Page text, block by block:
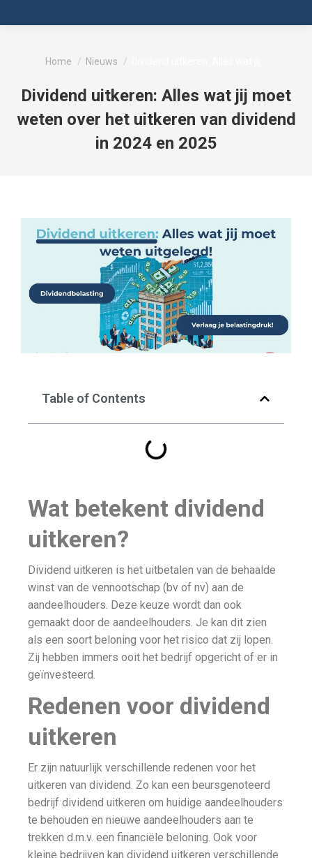
Dividend uitkeren: Alles wat jij moet
weten over het uitkeren van dividend
in 2024 en 2025
Je bent hier:
Home Nieuws
Table of Contents
Wat betekent dividend
uitkeren?
Dividend uitkeren is het uitbetalen van de behaalde
winst van de vennootschap (bv of nv) aan de
aandeelhouders. Deze keuze wordt dan ook
gemaakt door de aandeelhouders. Je kan dit zien
als een soort beloning voor het risico dat zij lopen.
Zij hebben immers ooit het bedrijf opgericht of er in
geïnvesteerd.
Redenen voor dividend
uitkeren
Er zijn natuurlijk verschillende redenen voor het
uitkeren van dividend. Zo kan een beursgenoteerd
bedrijf dividend uitkeren om huidige aandeelhouders
te behouden en nieuwe aandeelhouders aan te
trekken d.m.v. een financiële beloning. Ook voor
kleine bedrijven kan dividend uitkeren verschillende